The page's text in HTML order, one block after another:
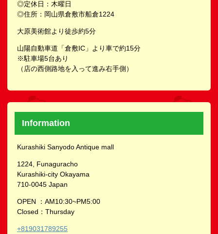
◎定休日：木曜日
◎住所：岡山県倉敷市船倉1224
大原美術館より徒歩約5分
山陽自動車道「倉敷IC」より車で約15分
※駐車場5台あり
（店の西側路地を入って進み右手側）
Information
Kurashiki Sanyodo Antique mall
1224, Funaguracho
Kurashiki-city Okayama
710-0045 Japan
OPEN ：AM10:30~PM5:00
Closed：Thursday
+819031789255